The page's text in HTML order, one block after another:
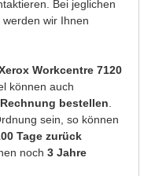
Bei jeglichen
wir Ihnen
Workcentre 7120
können auch
bestellen
sein, so können
Tage zurück
noch 3 Jahre